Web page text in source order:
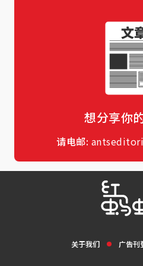
想分享你
请电邮:
关于我们 广告刊